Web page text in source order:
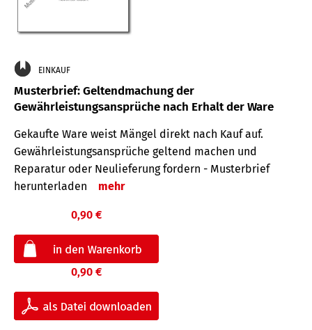
EINKAUF
Musterbrief: Geltendmachung der
Gewährleistungsansprüche nach Erhalt der Ware
Gekaufte Ware weist Mängel direkt nach Kauf auf.
Gewährleistungsansprüche geltend machen und
Reparatur oder Neulieferung fordern - Musterbrief
herunterladen
mehr
0,90 €
0,90 €